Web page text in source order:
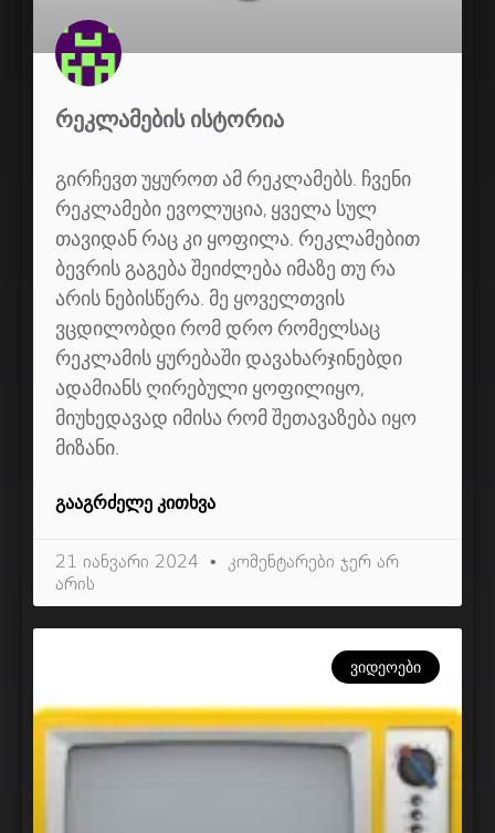
ᲠᲔᲙᲚᲐᲛᲔᲑᲘᲡ ᲘᲡᲢᲝᲠᲘᲐ
გირჩევთ უყუროთ ამ რეკლამებს. ჩვენი
რეკლამები ევოლუცია, ყველა სულ
თავიდან რაც კი ყოფილა. რეკლამებით
ბევრის გაგება შეიძლება იმაზე თუ რა
არის ნებისწერა. მე ყოველთვის
ვცდილობდი რომ დრო რომელსაც
რეკლამის ყურებაში დავახარჯინებდი
ადამიანს ღირებული ყოფილიყო,
მიუხედავად იმისა რომ შეთავაზება იყო
მიზანი.
ᲒᲐᲐᲒᲠᲫᲔᲚᲔ ᲙᲘᲗᲮᲕᲐ
21 იანვარი 2024
კომენტარები ჯერ არ
არის
ᲕᲘᲓᲔᲝᲔᲑᲘ